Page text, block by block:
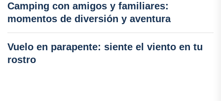
Camping con amigos y familiares:
momentos de diversión y aventura
Vuelo en parapente: siente el viento en tu
rostro